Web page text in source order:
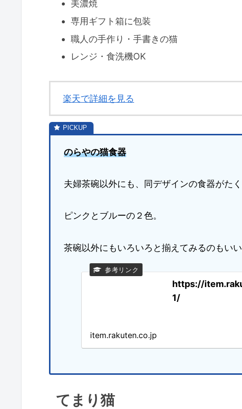
美濃焼
専用ギフト箱に包装
職人の手作り・手書きの猫
レンジ・食洗機OK
楽天で詳細を見る
のらやの猫食器
夫婦茶碗以外にも、同デザインの食器がた
ピンクとブルーの２色。
茶碗以外にもいろいろと揃えてみるのもい
https://
1/
item.rakuten.co.jp
てまり猫